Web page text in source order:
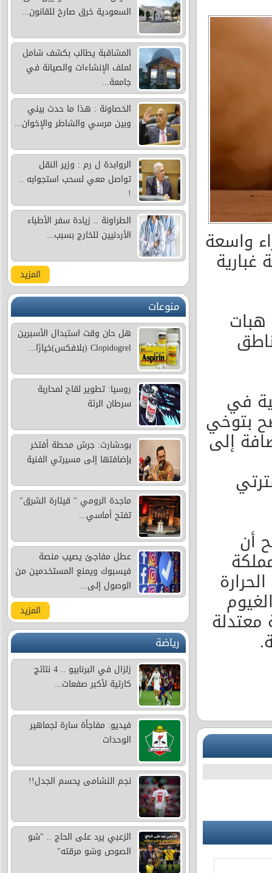
واسعة
هبات
في
بتوخي
إلى
أن
معتدلة
السعودية خرق صارخ للقانون...
المشاقبة يطالب بكشف شامل
لملف الإنشاءات والصيانة في
جامعة...
الخصاونة : هذا ما حدث بيني
وبين مرسي والشاطر والإخوان...
الروابدة ل رم : وزير النقل
تواصل معي لسحب استجوابه ..
!
الطراونة .. زيادة سفر الأطباء
الأردنيين للخارج بسبب...
المزيد
منوعات
هل حان وقت استبدال الأسبرين
Clopidogrel (بلافكس)خيارًا...
روسيا: تطوير لقاح لمحاربة
سرطان الرئة
بودشارت: جرش محطة أفتخر
بإضافتها إلى مسيرتي الفنية
ماجدة الرومي " قيثارة الشرق"
تفتح أماسي...
عطل مفاجئ يصيب منصة
فيسبوك ويمنع المستخدمين من
الوصول إلى...
المزيد
رياضة
زلزال في البرنابيو .. 4 نتائج
كارثية لأكبر صفعات...
فيديو: مفاجأة سارة لجماهير
الوحدات
نجم النشامى يحسم الجدل!!
الزعبي يرد على الحاج .. "شو
الصوص وشو مرقته"